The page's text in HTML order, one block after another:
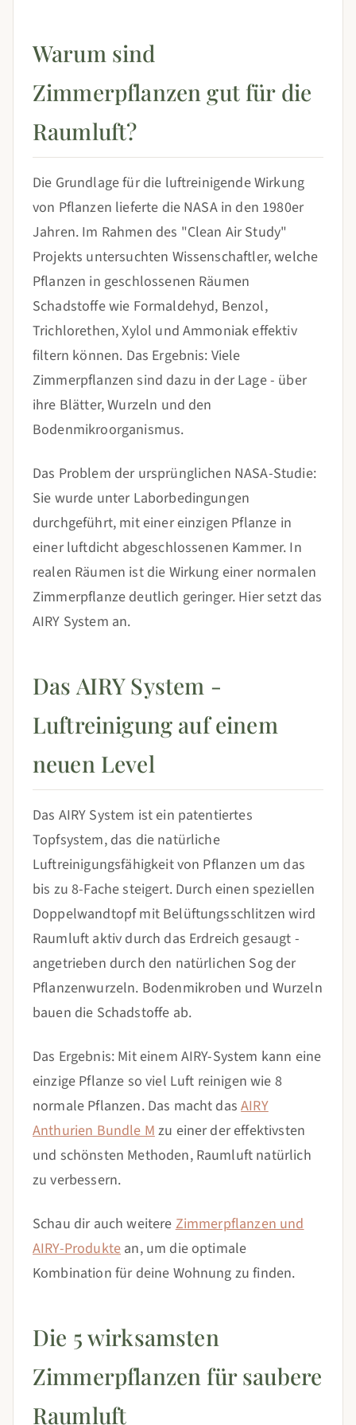
Warum sind
Zimmerpflanzen gut für die
Raumluft?
Die Grundlage für die luftreinigende Wirkung
von Pflanzen lieferte die NASA in den 1980er
Jahren. Im Rahmen des "Clean Air Study"
Projekts untersuchten Wissenschaftler, welche
Pflanzen in geschlossenen Räumen
Schadstoffe wie Formaldehyd, Benzol,
Trichlorethen, Xylol und Ammoniak effektiv
filtern können. Das Ergebnis: Viele
Zimmerpflanzen sind dazu in der Lage - über
ihre Blätter, Wurzeln und den
Bodenmikroorganismus.
Das Problem der ursprünglichen NASA-Studie:
Sie wurde unter Laborbedingungen
durchgeführt, mit einer einzigen Pflanze in
einer luftdicht abgeschlossenen Kammer. In
realen Räumen ist die Wirkung einer normalen
Zimmerpflanze deutlich geringer. Hier setzt das
AIRY System an.
Das AIRY System -
Luftreinigung auf einem
neuen Level
Das AIRY System ist ein patentiertes
Topfsystem, das die natürliche
Luftreinigungsfähigkeit von Pflanzen um das
bis zu 8-Fache steigert. Durch einen speziellen
Doppelwandtopf mit Belüftungsschlitzen wird
Raumluft aktiv durch das Erdreich gesaugt -
angetrieben durch den natürlichen Sog der
Pflanzenwurzeln. Bodenmikroben und Wurzeln
bauen die Schadstoffe ab.
Das Ergebnis: Mit einem AIRY-System kann eine
einzige Pflanze so viel Luft reinigen wie 8
normale Pflanzen. Das macht dasAIRY
Anthurien Bundle Mzu einer der effektivsten
und schönsten Methoden, Raumluft natürlich
zu verbessern.
Schau dir auch weitereZimmerpflanzen und
AIRY-Produkte an, um die optimale
Kombination für deine Wohnung zu finden.
Die 5 wirksamsten
Zimmerpflanzen für saubere
Raumluft